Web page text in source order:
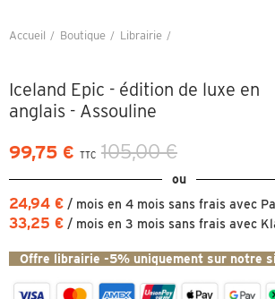
Accueil Boutique
Librairie
Iceland Epic - édition de luxe en
anglais - Assouline
99,75 € TTC 105,00 €
ou
24,94 € / mois en 4 mois sans frais avec
33,25 € / mois en 3 mois sans frais avec
Offre librairie -5% uniquement sur notre